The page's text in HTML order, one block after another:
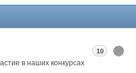
в наших конкурсах
10